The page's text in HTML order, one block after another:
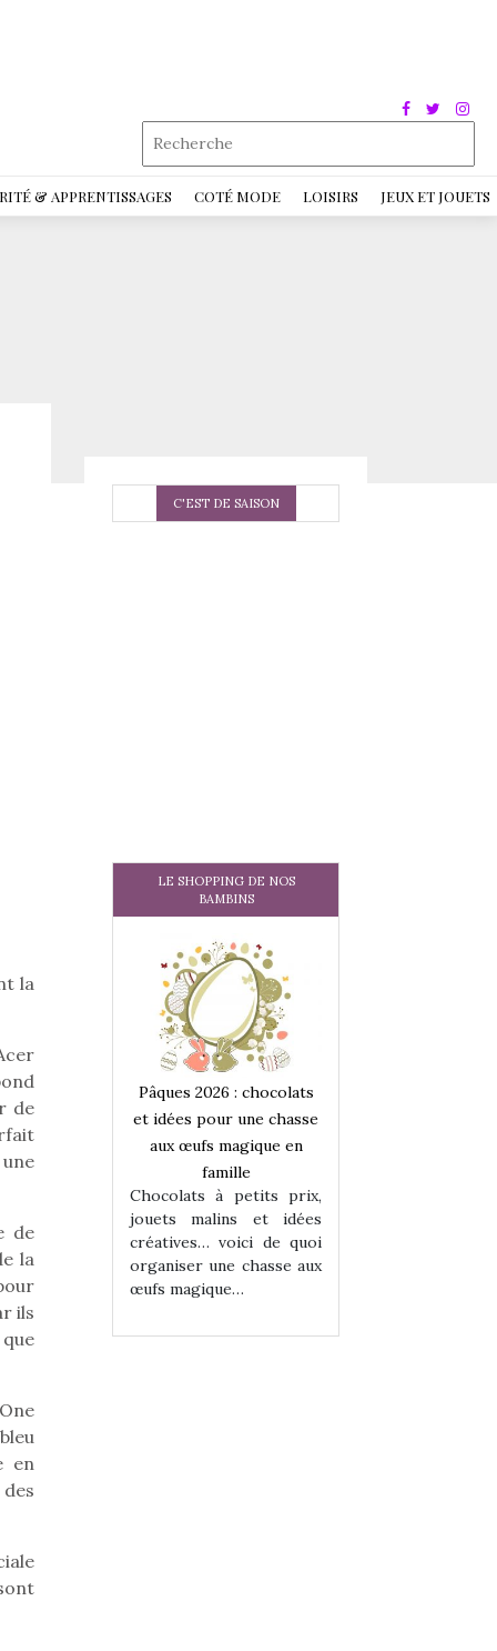
& APPRENTISSAGES COTÉ MODE LOISIRS JEUX ET JOUETS
la
de
de
la
ils
en
C'EST DE SAISON
LE SHOPPING DE NOS
BAMBINS
: chocolats
une chasse
en
de quoi
chasse aux
Pâques 2026 : chocolats
et idées pour une chasse
aux œufs magique en
famille
Chocolats à petits prix,
jouets malins et idées
créatives… voici de quoi
organiser une chasse aux
œufs magique…